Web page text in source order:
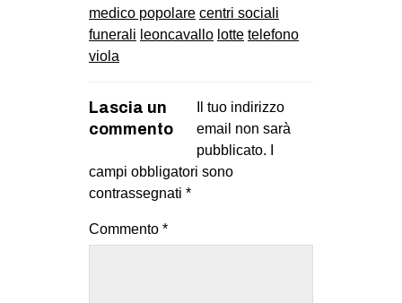
medico popolare centri sociali
funerali leoncavallo lotte telefono
viola
Lascia un
commento
Il tuo indirizzo
email non sarà
pubblicato.
campi obbligatori sono
contrassegnati *
Commento *